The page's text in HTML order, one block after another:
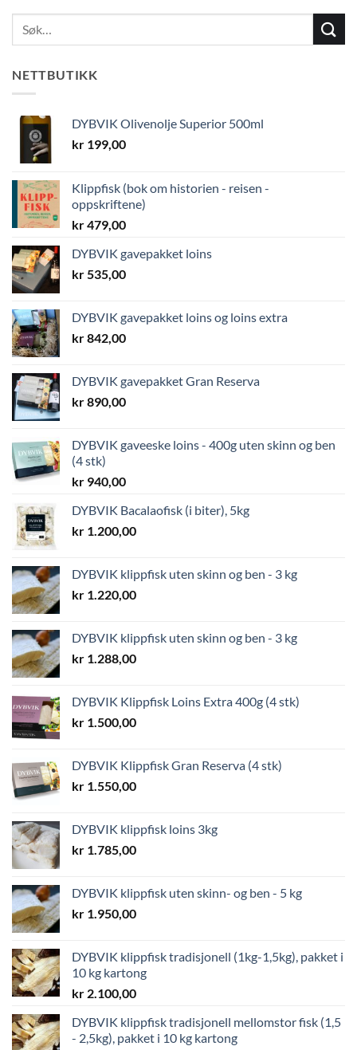
NETTBUTIKK
DYBVIK Olivenolje Superior 500ml
kr 199,00
Klippfisk (bok om historien - reisen -
oppskriftene)
kr479,00
DYBVIK gavepakket loins
kr535,00
DYBVIK gavepakket loins og loins extra
kr842,00
DYBVIK gavepakket Gran Reserva
kr890,00
DYBVIK gaveeske loins - 400g uten skinn og ben
(4 stk)
kr 940,00
DYBVIK Bacalaofisk (i biter), 5kg
kr 1.200,00
DYBVIK klippfisk uten skinn og ben - 3 kg
kr 1.220,00
DYBVIK klippfisk uten skinn og ben - 3 kg
kr 1.288,00
DYBVIK Klippfisk Loins Extra 400g (4 stk)
kr 1.500,00
DYBVIK Klippfisk Gran Reserva (4 stk)
kr 1.550,00
DYBVIK klippfisk loins 3kg
kr 1.785,00
DYBVIK klippfisk uten skinn- og ben - 5 kg
kr 1.950,00
DYBVIK klippfisk tradisjonell (1kg-1,5kg), pakket i
10 kg kartong
kr 2.100,00
DYBVIK klippfisk tradisjonell mellomstor fisk (1,5
- 2,5kg), pakket i 10 kg kartong